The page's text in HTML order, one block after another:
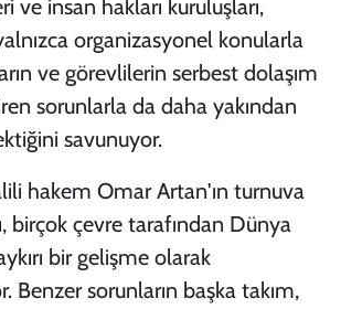
ve insan hakları kuruluşları,
organizasyonel konularla
ve görevlilerin serbest dolaşım
sorunlarla da daha yakından
savunuyor.
hakem Omar Artan'ın turnuva
birçok çevre tarafından Dünya
bir gelişme olarak
Benzer sorunların başka takım,